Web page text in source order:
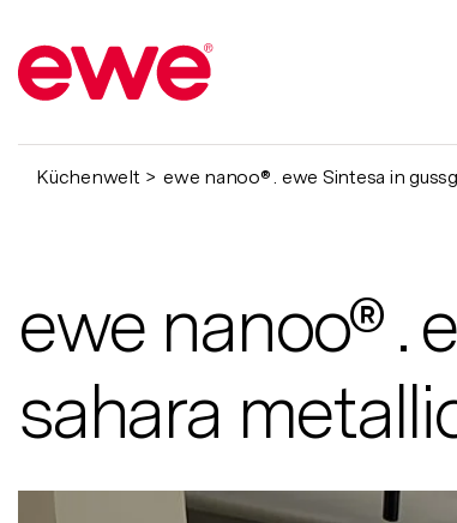
Küchenwelt ewe nanoo® . ewe Sintesa in
ewe nanoo® .
sahara